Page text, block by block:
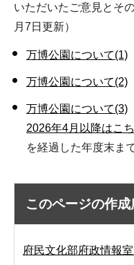
いただいたご意見とそ
月7日更新）
万博公園について(1)
万博公園について(2)
万博公園について(3)
2026年4月以降はこ
を経過した年度末ま
このページの作成
府民文化部府政情報